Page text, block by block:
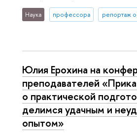
Наука профессора репортаж
Юлия Ерохина на
преподавателей
о практической
делимся удачным и
опытом»